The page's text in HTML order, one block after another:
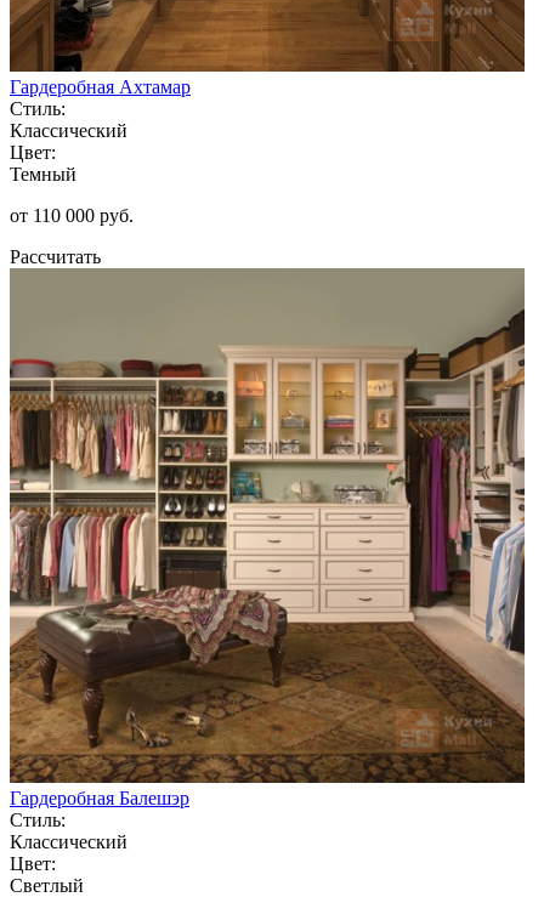
Гардеробная Ахтамар
Стиль:
Классический
Цвет:
Темный
от 110 000 руб.
Рассчитать
Гардеробная Балешэр
Стиль:
Классический
Цвет:
Светлый